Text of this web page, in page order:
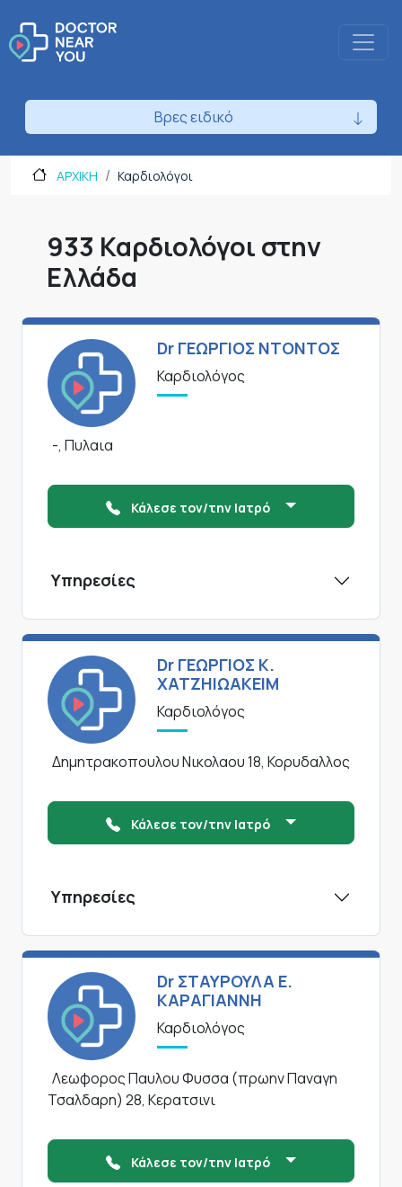
Βρες ειδικό
ΑΡΧΙΚΗ Καρδιολόγοι
933 Καρδιολόγοι στην
Ελλάδα
Dr ΓΕΩΡΓΙΟΣ ΝΤΟΝΤΟΣ
Καρδιολόγος
-, Πυλαια
Κάλεσε τον/την Ιατρό
Υπηρεσίες
Dr ΓΕΩΡΓΙΟΣ Κ.
ΧΑΤΖΗΙΩΑΚΕΙΜ
Καρδιολόγος
Δημητρακοπουλου Νικολαου 18, Κορυδαλλος
Κάλεσε τον/την Ιατρό
Υπηρεσίες
Dr ΣΤΑΥΡΟΥΛΑ Ε.
ΚΑΡΑΓΙΑΝΝΗ
Καρδιολόγος
Λεωφορος Παυλου Φυσσα (πρωην Παναγη
Τσαλδαρη) 28, Κερατσινι
Κάλεσε τον/την Ιατρό